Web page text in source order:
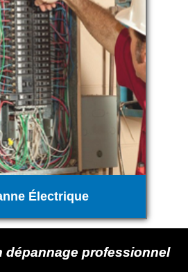
Électrique
dépannage professionnel